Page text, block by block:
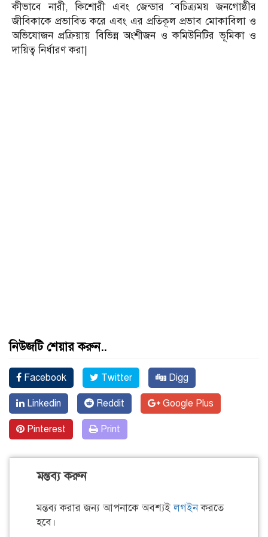
কীভাবে নারী, কিশোরী এবং জেন্ডার ˆবচিত্র্যময় জনগোষ্ঠীর
জীবিকাকে প্রভাবিত করে এবং এর প্রতিকূল প্রভাব মোকাবিলা ও
অভিযোজন প্রক্রিয়ায় বিভিন্ন অংশীজন ও কমিউনিটির ভূমিকা ও
দায়িত্ব নির্ধারণ করা|
নিউজটি শেয়ার করুন..
Facebook Twitter Digg
Linkedin Reddit Google Plus
Pinterest Print
মন্তব্য করুন
মন্তব্য করার জন্য আপনাকে অবশ্যইলগইনকরতে
হবে।